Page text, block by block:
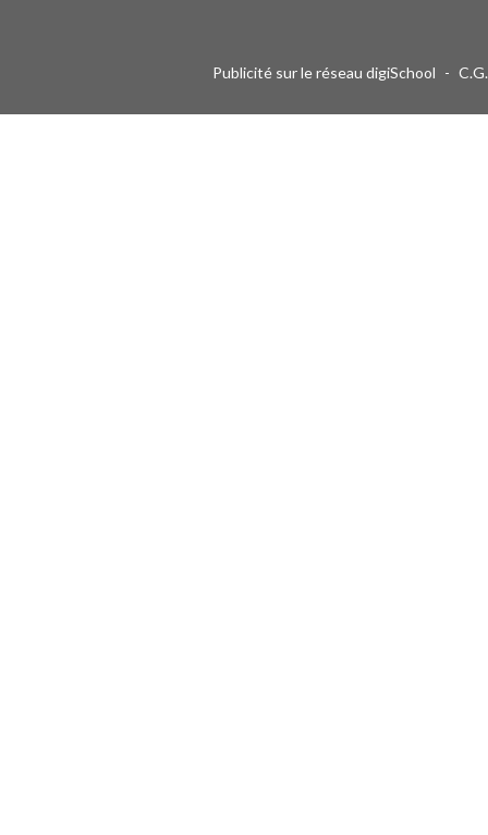
Publicité sur le réseau digiSchool -